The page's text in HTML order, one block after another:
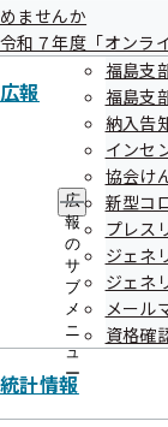
めませんか
令和７年度「オンラ
広報
広
報
の
サ
ブ
メ
ニ
ュ
ー
福島支
福島支
納入告
インセ
協会け
新型コ
プレス
ジェネ
ジェネ
メール
資格確
統計情報
給付と手続き
健康づくり
情報公開
用語集
このWEBサ
サイトマップ
Copyright ©Japan